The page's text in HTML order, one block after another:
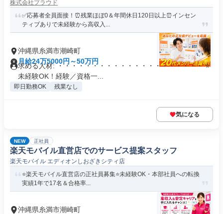
株式会社プラウド
✅応募者全員面接！⏰残業ほぼ0＆年間休日120日以上⏰インセン
ティブありで未経験から高収入...
沖縄県糸満市潮崎町
月給24万5000円～50万円
求める人材: ・・・・・・・・・・・・・・・・・・・・・ ⭐
未経験OK！経験／資格一...
即日勤務OK 残業なし
気になる
NEW 正社員
楽天モバイル直営店でのサービス提案スタッフ
楽天モバイル エディオンしおざきシティ店
⭐️楽天モバイル直営店の正社員募集⭐️未経験OK・本部社員への転換
実績1年で17名＆合格率...
沖縄県糸満市潮崎町